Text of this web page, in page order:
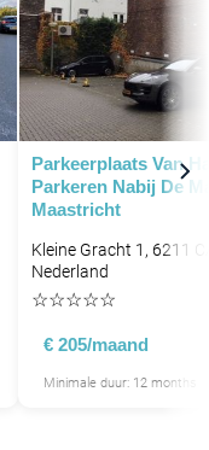
Parkeerplaats Van
Parkeren Nabij De
Maastricht
Kleine Gracht 1, 6211
Nederland
☆☆☆☆☆
€ 205/maand
Minimale duur: 12 months